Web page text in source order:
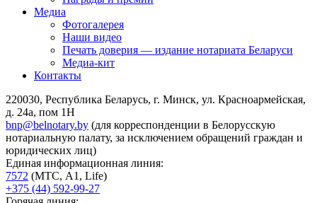
Медиа
Фотогалерея
Наши видео
Печать доверия — издание нотариата Беларуси
Медиа-кит
Контакты
220030, Республика Беларусь, г. Минск, ул. Красноармейская,
д. 24а, пом 1Н
bnp@belnotary.by (для корреспонденции в Белорусскую
нотариальную палату, за исключением обращений граждан и
юридических лиц)
Единая информационная линия:
7572 (МТС, A1, Life)
+375 (44) 592-99-27